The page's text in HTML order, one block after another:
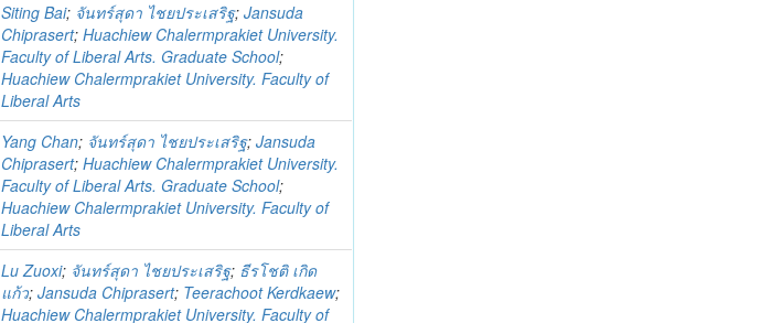
Siting Bai; จันทร์สุดา ไชยประเสริฐ;Jansuda
Chiprasert;Huachiew Chalermprakiet University.
Faculty of Liberal Arts. Graduate School;
Huachiew Chalermprakiet University. Faculty of
Liberal Arts
Yang Chan; จันทร์สุดา ไชยประเสริฐ;Jansuda
Chiprasert;Huachiew Chalermprakiet University.
Faculty of Liberal Arts. Graduate School;
Huachiew Chalermprakiet University. Faculty of
Liberal Arts
Lu Zuoxi; จันทร์สุดา ไชยประเสริฐ; ธีรโชติ เกิด
แก้ว;Jansuda Chiprasert; Teerachoot Kerdkaew;
Huachiew Chalermprakiet University. Faculty of